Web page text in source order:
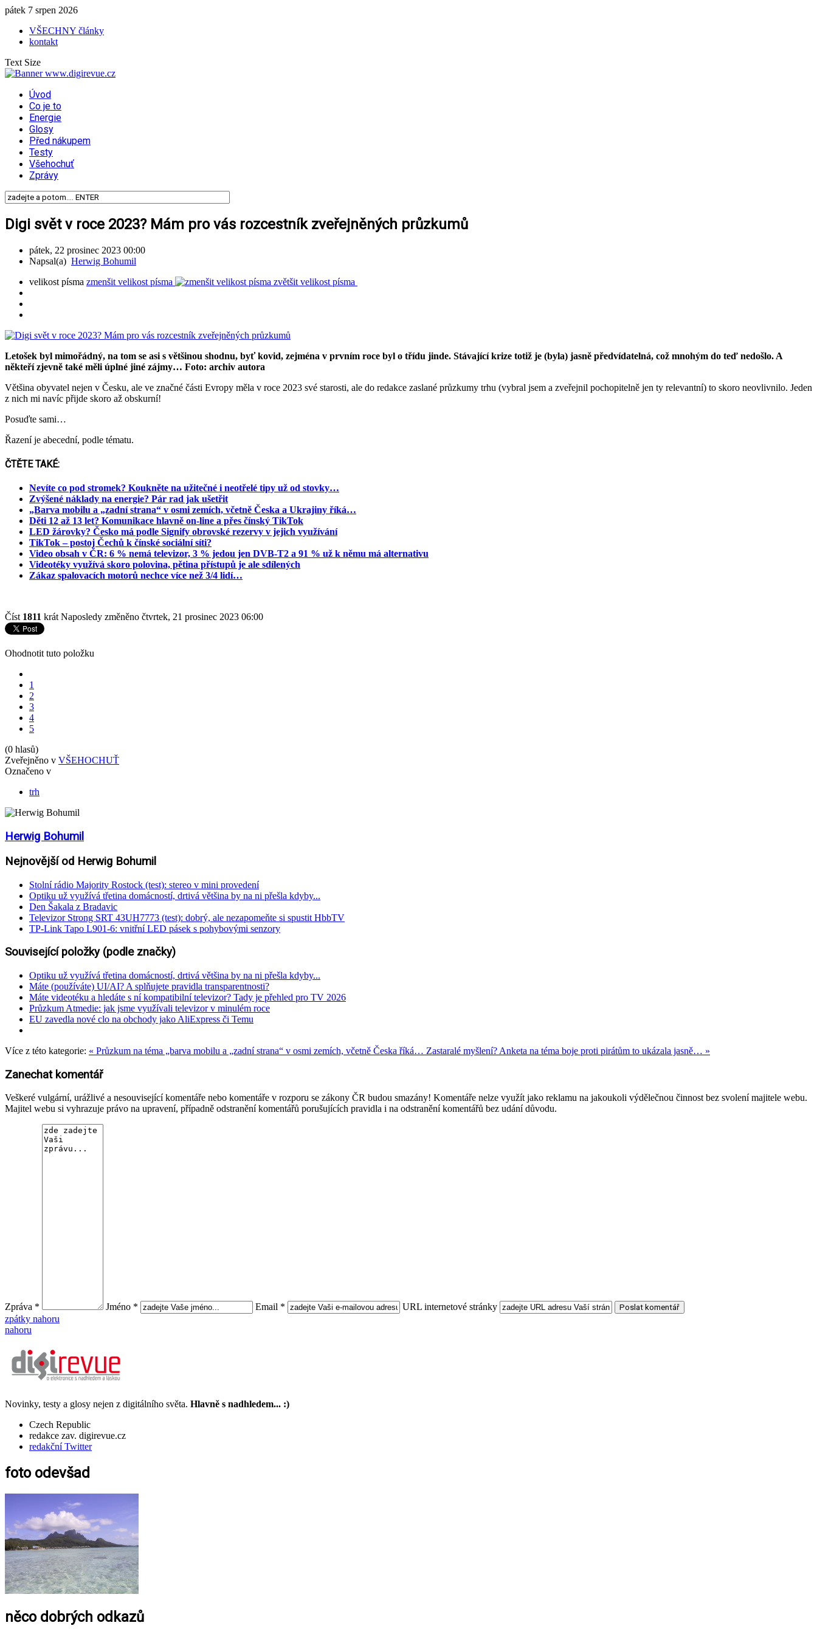
pátek 7 srpen 2026
VŠECHNY články
kontakt
Text Size
Úvod
Co je to
Energie
Glosy
Před nákupem
Testy
Všehochuť
Zprávy
Digi svět v roce 2023? Mám pro vás rozcestník zveřejněných průzkumů
pátek, 22 prosinec 2023 00:00
Napsal(a) Herwig Bohumil
velikost písma zmenšit velikost písma zvětšit velikost písma
Letošek byl mimořádný, na tom se asi s většinou shodnu, byť kovid, zejména v prvním roce byl o třídu jinde. Stávající krize totiž je (byla) jasně předvídatelná, což mnohým do teď nedošlo. A
někteří zjevně také měli úplné jiné zájmy… Foto: archiv autora
Většina obyvatel nejen v Česku, ale ve značné části Evropy měla v roce 2023 své starosti, ale do redakce zaslané průzkumy trhu (vybral jsem a zveřejnil pochopitelně jen ty relevantní) to skoro neovlivnilo. Jeden
z nich mi navíc přijde skoro až obskurní!
Posuďte sami…
Řazení je abecední, podle tématu.
ČTĚTE TAKÉ:
Nevíte co pod stromek? Koukněte na užitečné i neotřelé tipy už od stovky…
Zvýšené náklady na energie? Pár rad jak ušetřit
„Barva mobilu a „zadní strana“ v osmi zemích, včetně Česka a Ukrajiny říká…
Děti 12 až 13 let? Komunikace hlavně on-line a přes čínský TikTok
LED žárovky? Česko má podle Signify obrovské rezervy v jejich využívání
TikTok – postoj Čechů k čínské sociální síti?
Video obsah v ČR: 6 % nemá televizor, 3 % jedou jen DVB-T2 a 91 % už k němu má alternativu
Videotéky využívá skoro polovina, pětina přístupů je ale sdílených
Zákaz spalovacích motorů nechce více než 3/4 lidí…
Číst 1811 krát Naposledy změněno čtvrtek, 21 prosinec 2023 06:00
Ohodnotit tuto položku
1
2
3
4
5
(0 hlasů)
Zveřejněno v VŠEHOCHUŤ
Označeno v
trh
Herwig Bohumil
Nejnovější od Herwig Bohumil
Stolní rádio Majority Rostock (test): stereo v mini provedení
Optiku už využívá třetina domácností, drtivá většina by na ni přešla kdyby...
Den Šakala z Bradavic
Televizor Strong SRT 43UH7773 (test): dobrý, ale nezapomeňte si spustit HbbTV
TP-Link Tapo L901-6: vnitřní LED pásek s pohybovými senzory
Související položky (podle značky)
Optiku už využívá třetina domácností, drtivá většina by na ni přešla kdyby...
Máte (používáte) UI/AI? A splňujete pravidla transparentnosti?
Máte videotéku a hledáte s ní kompatibilní televizor? Tady je přehled pro TV 2026
Průzkum Atmedie: jak jsme využívali televizor v minulém roce
EU zavedla nové clo na obchody jako AliExpress či Temu
Více z této kategorie: « Průzkum na téma „barva mobilu a „zadní strana“ v osmi zemích, včetně Česka říká… Zastaralé myšlení? Anketa na téma boje proti pirátům to ukázala jasně… »
Zanechat komentář
Veškeré vulgární, urážlivé a nesouvisející komentáře nebo komentáře v rozporu se zákony ČR budou smazány! Komentáře nelze využít jako reklamu na jakoukoli výdělečnou činnost bez svolení majitele webu.
Majitel webu si vyhrazuje právo na upravení, případně odstranění komentářů porušujících pravidla i na odstranění komentářů bez udání důvodu.
Zpráva * Jméno * Email *
URL internetové stránky
zpátky nahoru
nahoru
Novinky, testy a glosy nejen z digitálního světa. Hlavně s nadhledem... :)
Czech Republic
redakce zav. digirevue.cz
redakční Twitter
foto odevšad
něco dobrých odkazů